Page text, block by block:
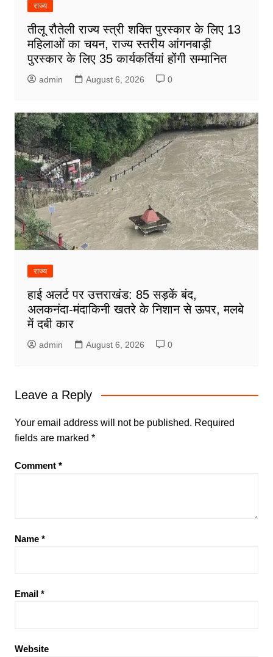
राज्य
तीलू रौतेली राज्य स्त्री शक्ति पुरस्कार के लिए 13
महिलाओं का चयन, राज्य स्तरीय आंगनबाड़ी
पुरस्कार के लिए 35 कार्यकर्तियां होंगी सम्मानित
admin August 6, 2026 0
राज्य
हाई अलर्ट पर उत्तराखंड: 85 सड़कें बंद,
अलकनंदा-मंदाकिनी खतरे के निशान से ऊपर, मलबे
में दबी कार
admin August 6, 2026 0
Leave a Reply
Your email address will not be published. Required
fields are marked *
Comment *
Name *
Email *
Website